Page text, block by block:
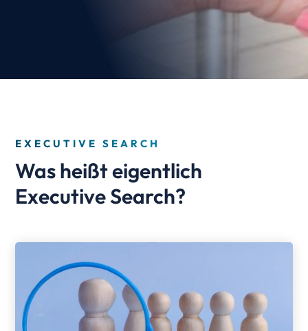
EXECUTIVE SEARCH
Was heißt eigentlich
Executive Search?